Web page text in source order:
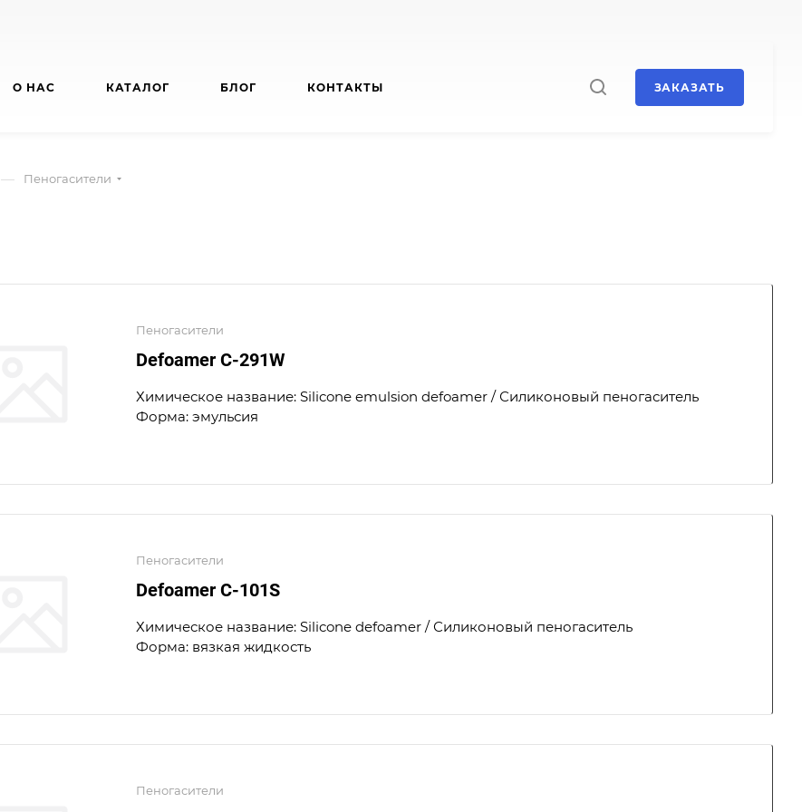
О НАС КАТАЛОГ БЛОГ КОНТАКТЫ ЗАКАЗАТЬ
— Пеногасители
Пеногасители
Defoamer C-291W
Химическое название: Silicone emulsion defoamer / Силиконовый пеногаситель
Форма: эмульсия
Пеногасители
Defoamer C-101S
Химическое название: Silicone defoamer / Силиконовый пеногаситель
Форма: вязкая жидкость
Пеногасители